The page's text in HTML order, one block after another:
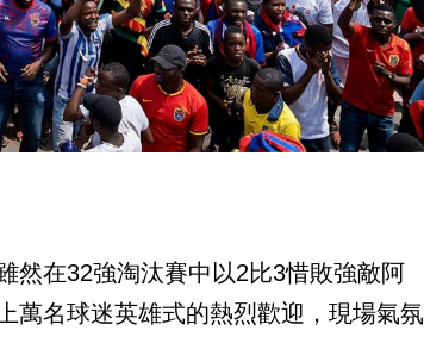
然在32強淘汰賽中以2比3惜敗強敵阿
萬名球迷英雄式的熱烈歡迎，現場氣氛